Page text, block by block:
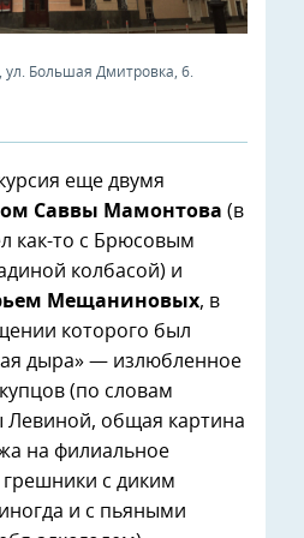
Большая Дмитровка, 6.
еще двумя
Саввы Мамонтова (в
как-то с Брюсовым
колбасой) и
Мещаниновых, в
которого был
дыра» — излюбленное
(по словам
Левиной, общая картина
на филиальное
грешники с диким
и с пьяными